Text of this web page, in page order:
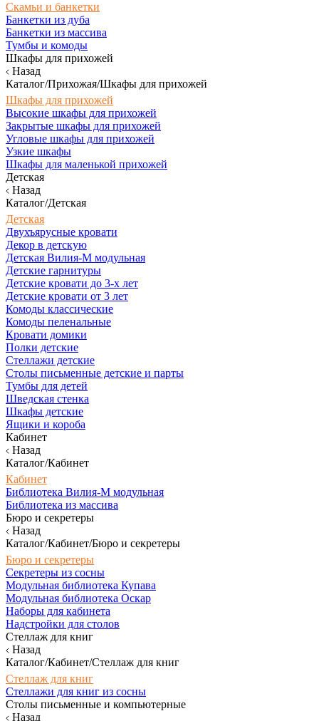
Скамьи и банкетки
Банкетки из дуба
Банкетки из массива
Тумбы и комоды
Шкафы для прихожей
Назад
Каталог/Прихожая/Шкафы для прихожей
Шкафы для прихожей
Высокие шкафы для прихожей
Закрытые шкафы для прихожей
Угловые шкафы для прихожей
Узкие шкафы
Шкафы для маленькой прихожей
Детская
Назад
Каталог/Детская
Детская
Двухъярусные кровати
Декор в детскую
Детская Вилия-М модульная
Детские гарнитуры
Детские кровати до 3-х лет
Детские кровати от 3 лет
Комоды классические
Комоды пеленальные
Кровати домики
Полки детские
Стеллажи детские
Столы письменные детские и парты
Тумбы для детей
Шведская стенка
Шкафы детские
Ящики и короба
Кабинет
Назад
Каталог/Кабинет
Кабинет
Библиотека Вилия-М модульная
Библиотека из массива
Бюро и секретеры
Назад
Каталог/Кабинет/Бюро и секретеры
Бюро и секретеры
Секретеры из сосны
Модульная библиотека Купава
Модульная библиотека Оскар
Наборы для кабинета
Надстройки для столов
Стеллаж для книг
Назад
Каталог/Кабинет/Стеллаж для книг
Стеллаж для книг
Стеллажи для книг из сосны
Столы письменные и компьютерные
Назад